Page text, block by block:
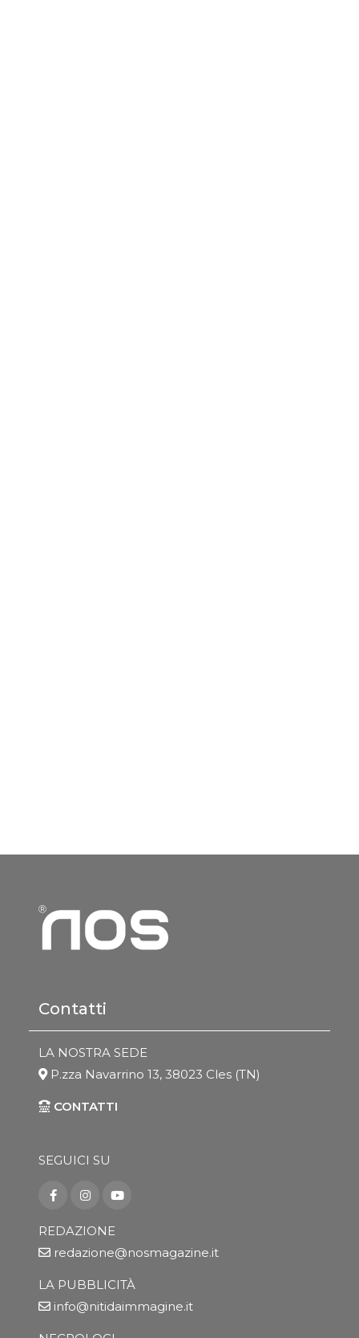
Contatti
LA NOSTRA SEDE
P.zza Navarrino 13, 38023 Cles (TN)
CONTATTI
SEGUICI SU
REDAZIONE
redazione@nosmagazine.it
LA PUBBLICITÀ
info@nitidaimmagine.it